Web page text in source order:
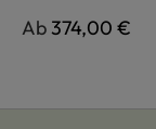
Regulärer Preis:
Ab374,00 €